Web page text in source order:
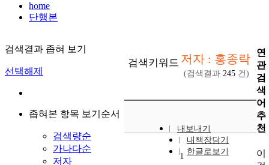
home
단행본
검색결과 좁혀 보기
선택해제
좁혀본 항목 보기순서
검색량순
가나다순
저자
검색키워드 저자 : 홍종락
(검색결과 245 건)
내보내기
내책장담기
한글로보기
1
연
관
검
색
어
추
천
이